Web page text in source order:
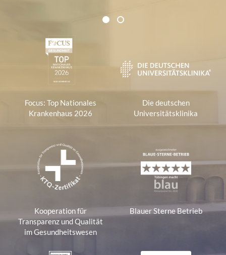
Zertifikate und Verbände
1 2
Focus: Top Nationales
Krankenhaus 2026
Die deutschen
Universitätsklinika
Kooperation für
Transparenz und Qualität
im Gesundheitswesen
Blauer Sterne Betrieb